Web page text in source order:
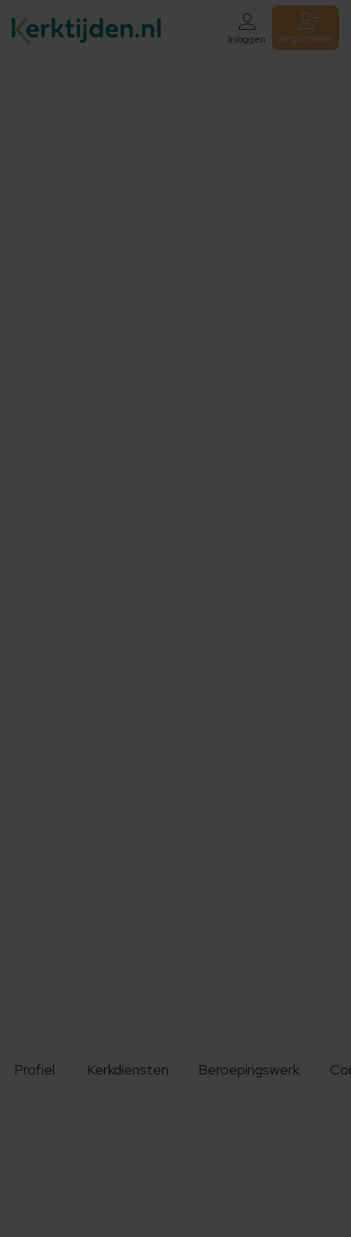
Inloggen Registreren
Profiel Kerkdiensten Beroepingswerk